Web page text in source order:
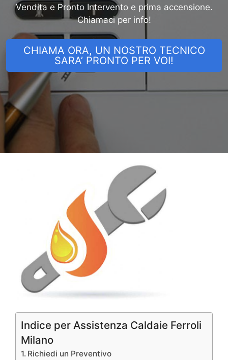
Vendita e Pronto Intervento e prima accensione.
Chiamaci per info!
CHIAMA ORA, UN NOSTRO TECNICO
SARA’ PRONTO PER VOI!
Indice per Assistenza Caldaie Ferroli
Milano
Richiedi un Preventivo